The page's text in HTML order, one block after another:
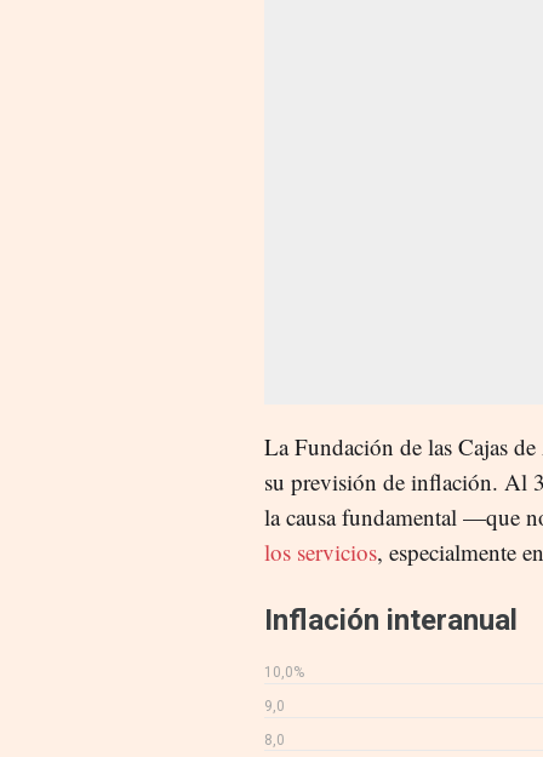
La Fundación de las Cajas
su previsión de inflación. Al
la causa fundamental —que
los servicios, especialmente